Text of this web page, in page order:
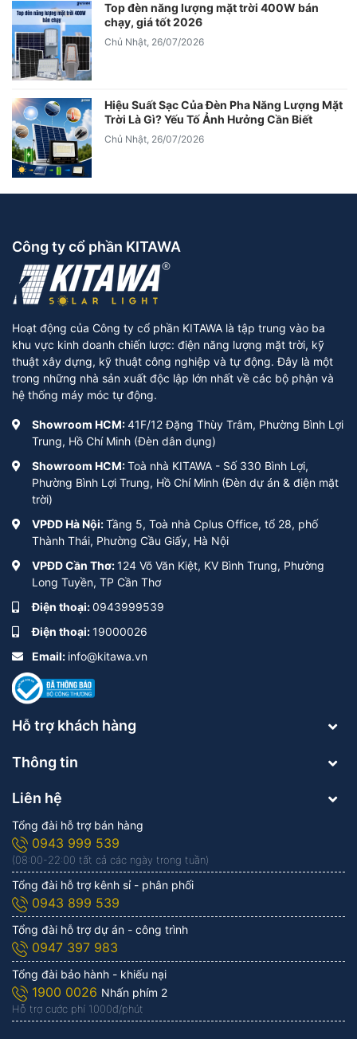
Top đèn năng lượng mặt trời 400W bán
chạy, giá tốt 2026
Chủ Nhật, 26/07/2026
Hiệu Suất Sạc Của Đèn Pha Năng Lượng Mặt
Trời Là Gì? Yếu Tố Ảnh Hưởng Cần Biết
Chủ Nhật, 26/07/2026
Công ty cổ phần KITAWA
Hoạt động của Công ty cổ phần KITAWA là tập trung vào ba
khu vực kinh doanh chiến lược: điện năng lượng mặt trời, kỹ
thuật xây dựng, kỹ thuật công nghiệp và tự động. Đây là một
trong những nhà sản xuất độc lập lớn nhất về các bộ phận và
hệ thống máy móc tự động.
Showroom HCM:41F/12 Đặng Thùy Trâm, Phường Bình Lợi
Trung, Hồ Chí Minh (Đèn dân dụng)
Showroom HCM:Toà nhà KITAWA - Số 330 Bình Lợi,
Phường Bình Lợi Trung, Hồ Chí Minh (Đèn dự án & điện mặt
trời)
VPĐD Hà Nội:Tầng 5, Toà nhà Cplus Office, tổ 28, phố
Thành Thái, Phường Cầu Giấy, Hà Nội
VPĐD Cần Thơ:124 Võ Văn Kiệt, KV Bình Trung, Phường
Long Tuyền, TP Cần Thơ
Điện thoại:0943999539
Điện thoại:19000026
Email: info@kitawa.vn
Hỗ trợ khách hàng
Thông tin
Liên hệ
Tổng đài hỗ trợ bán hàng
0943 999 539
(08:00-22:00 tất cả các ngày trong tuần)
Tổng đài hỗ trợ kênh sỉ - phân phối
0943 899 539
Tổng đài hỗ trợ dự án - công trình
0947 397 983
Tổng đài bảo hành - khiếu nại
1900 0026 Nhấn phím 2
Hỗ trợ cước phí 1.000đ/phút